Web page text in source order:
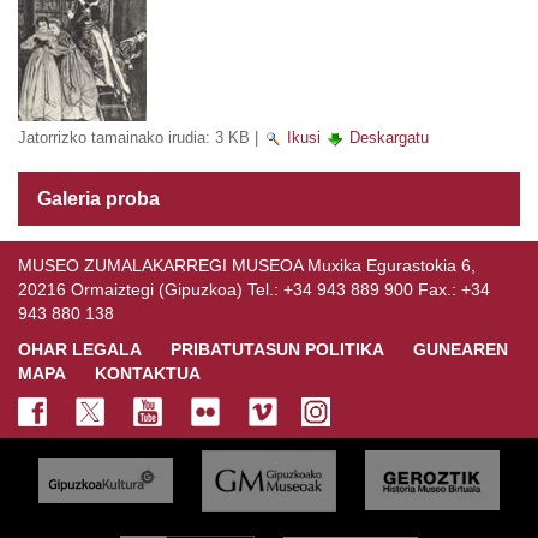
Jatorrizko tamainako irudia: 3 KB Ikusi Deskargatu
Galeria proba
MUSEO ZUMALAKARREGI MUSEOA Muxika Egurastokia 6,
20216 Ormaiztegi (Gipuzkoa) Tel.: +34 943 889 900 Fax.: +34
943 880 138
OHAR LEGALA
PRIBATUTASUN POLITIKA
GUNEAREN
MAPA
KONTAKTUA